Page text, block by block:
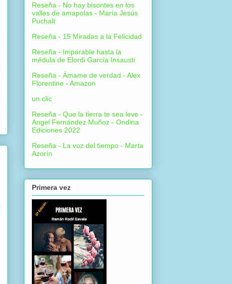
Reseña - No hay bisontes en los
valles de amapolas - María Jesús
Puchalt
Reseña - 15 Miradas a la Felicidad
Reseña - Imparable hasta la
médula de Elordi García Insausti
Reseña - Ámame de verdad - Alex
Florentine - Amazon
un clic
Reseña - Que la tierra te sea leve -
Angel Fernández Muñoz - Ondina
Ediciones 2022
Reseña - La voz del tiempo - Marta
Azorín
Primera vez